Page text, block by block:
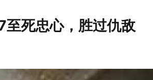
死忠心，胜过仇敌